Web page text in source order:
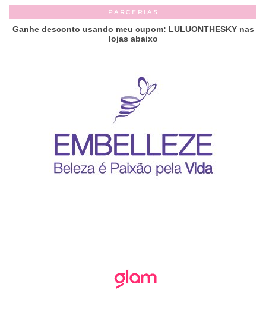
PARCERIAS
Ganhe desconto usando meu cupom: LULUONTHESKY nas
lojas abaixo